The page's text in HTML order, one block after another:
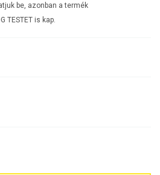
be, azonban a termék
TESTET is kap.